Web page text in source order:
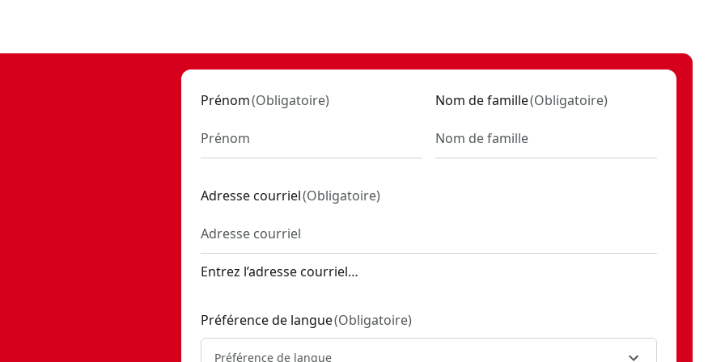
Prénom(Obligatoire) Nom de famille(Obligatoire)
Adresse courriel(Obligatoire)
Entrez l’adresse courriel…
Préférence de langue(Obligatoire)
Préférence de langue